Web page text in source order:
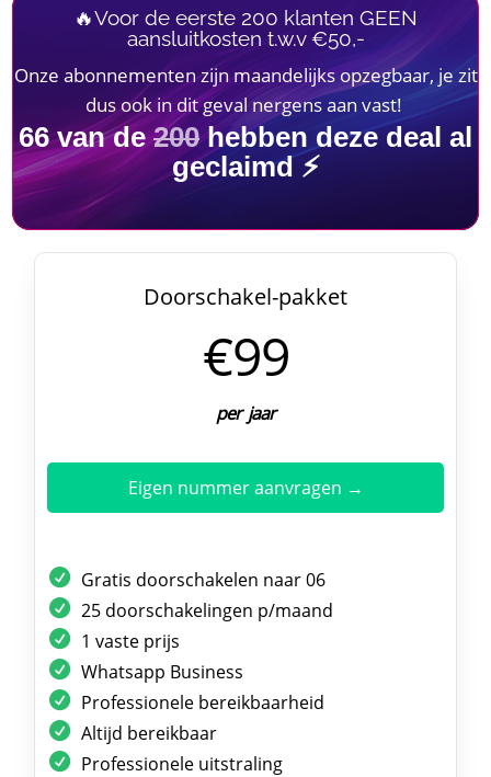
🔥Voor de eerste 200 klanten GEEN
aansluitkosten t.w.v €50,-
Onze abonnementen zijn maandelijks opzegbaar, je zit
dus ook in dit geval nergens aan vast!
66van de200hebben deze deal al
geclaimd ⚡
Doorschakel-pakket
€99
per jaar
Eigen nummer aanvragen →
Gratis doorschakelen naar 06
25 doorschakelingen p/maand
1 vaste prijs
Whatsapp Business
Professionele bereikbaarheid
Altijd bereikbaar
Professionele uitstraling